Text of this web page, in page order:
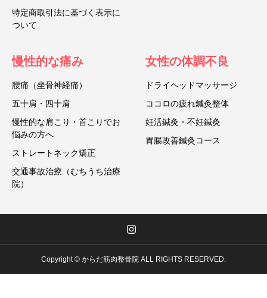
特定商取引法に基づく表示に
ついて
慢性的な痛み
腰痛（坐骨神経痛）
五十肩・四十肩
慢性的な肩こり・首こりでお
悩みの方へ
ストレートネック矯正
交通事故治療（むちうち治療
院）
女性の体調不良
ドライヘッドマッサージ
ココロの疲れ鍼灸整体
妊活鍼灸・不妊鍼灸
胃腸改善鍼灸コース
Copyright © からだ筋肉整骨院 ALL RIGHTS RESERVED.